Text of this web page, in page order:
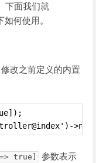
下面我们就
何使用。
改之前定义的内置
true]
参数表示